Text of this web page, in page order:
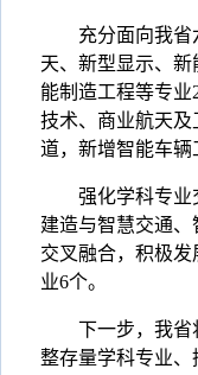
充分面向我省六
天、新型显示、
能制造工程等专
技术、商业航天
道，新增智能车
强化学科专业交
建造与智慧交通
交叉融合，积极
业6个。
下一步，我省
整存量学科专业